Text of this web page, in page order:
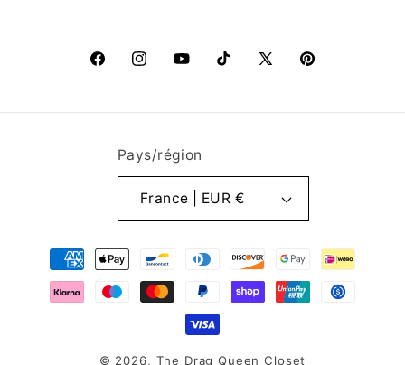
FacebookInstagramYouTubeTikTokX
Pinterest
Pays/région
France | EUR €
Moyens
de
paiement
© 2026, The Drag Queen Closet